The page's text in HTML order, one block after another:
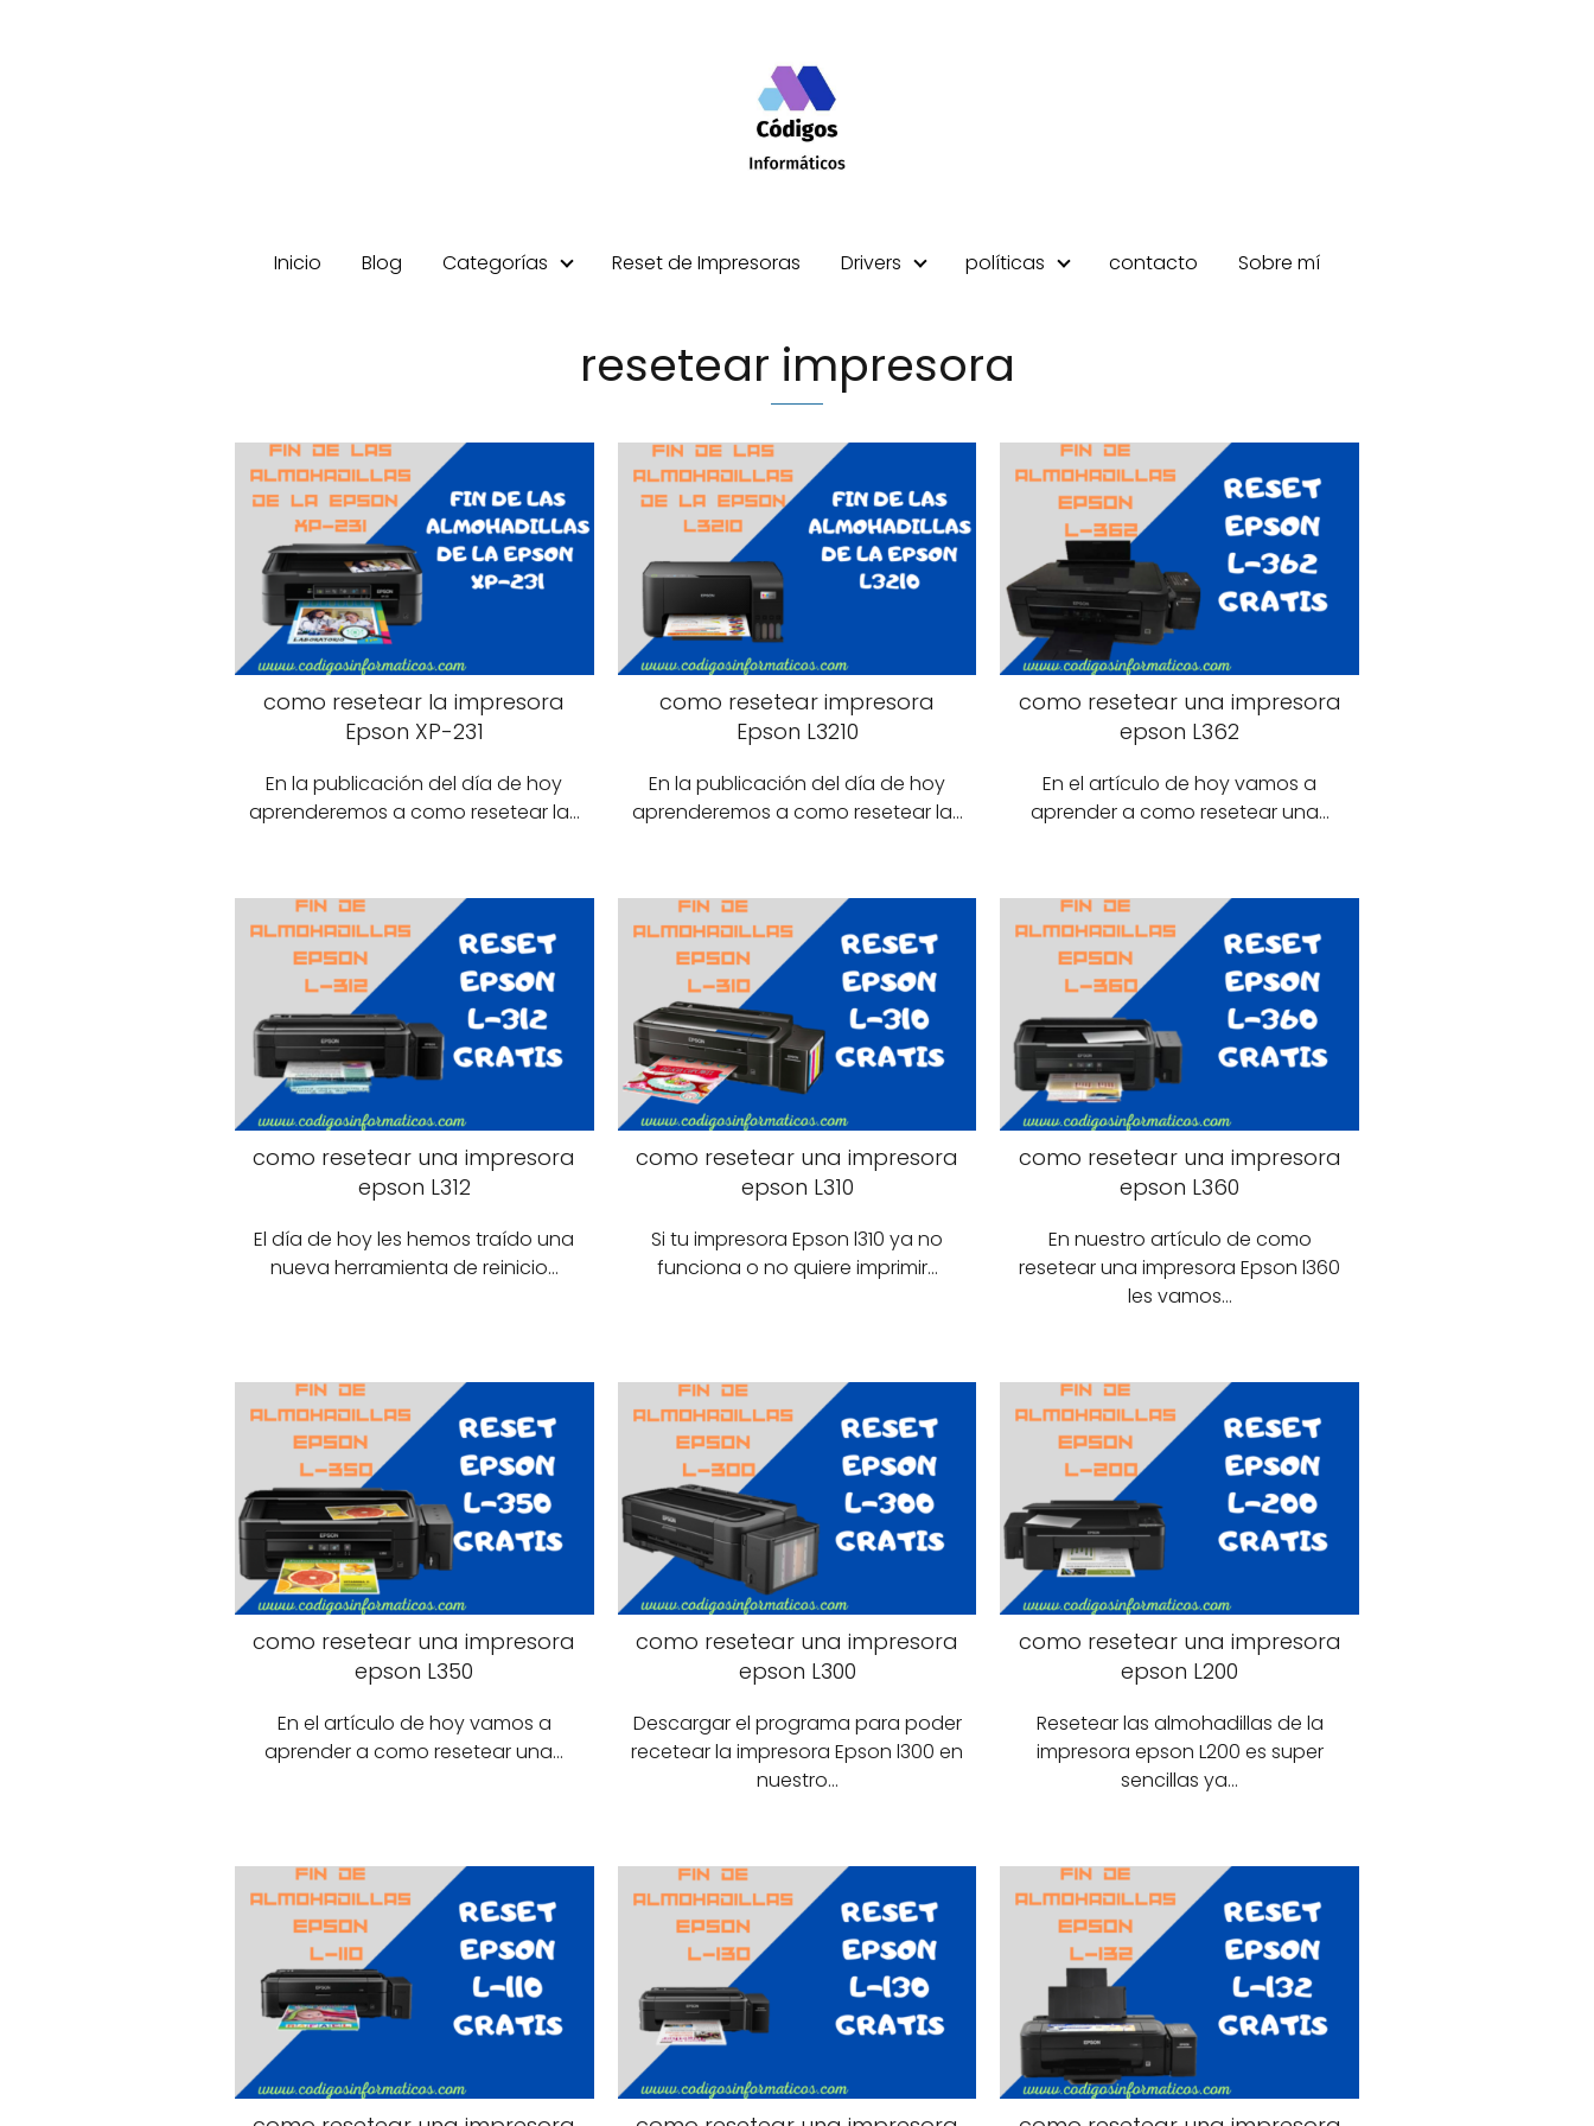
Inicio Blog Categorías Reset de Impresoras Drivers políticas contacto Sobre mí
resetear impresora
como resetear la impresora
Epson XP-231
En la publicación del día de hoy
aprenderemos a como resetear la…
como resetear impresora
Epson L3210
En la publicación del día de hoy
aprenderemos a como resetear la…
como resetear una impresora
epson L362
En el artículo de hoy vamos a
aprender a como resetear una…
como resetear una impresora
epson L312
El día de hoy les hemos traído una
nueva herramienta de reinicio…
como resetear una impresora
epson L310
Si tu impresora Epson l310 ya no
funciona o no quiere imprimir…
como resetear una impresora
epson L360
En nuestro artículo de como
resetear una impresora Epson l360
les vamos…
como resetear una impresora
epson L350
En el artículo de hoy vamos a
aprender a como resetear una…
como resetear una impresora
epson L300
Descargar el programa para poder
recetear la impresora Epson l300 en
nuestro…
como resetear una impresora
epson L200
Resetear las almohadillas de la
impresora epson L200 es super
sencillas ya…